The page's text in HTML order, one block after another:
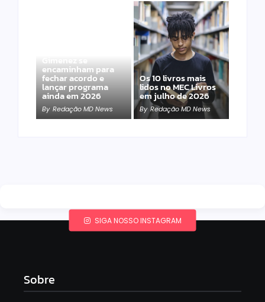
Gimenez se
encaminham para
fechar acordo e
lançar programa
ainda em 2026
By Redação MD News
Os 10 livros mais
lidos no MEC Livros
em julho de 2026
By Redação MD News
SIGA NOSSO INSTAGRAM
Sobre